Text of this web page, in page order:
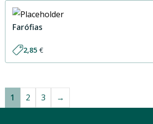
Farófias
2,85 €
1 2 3 →